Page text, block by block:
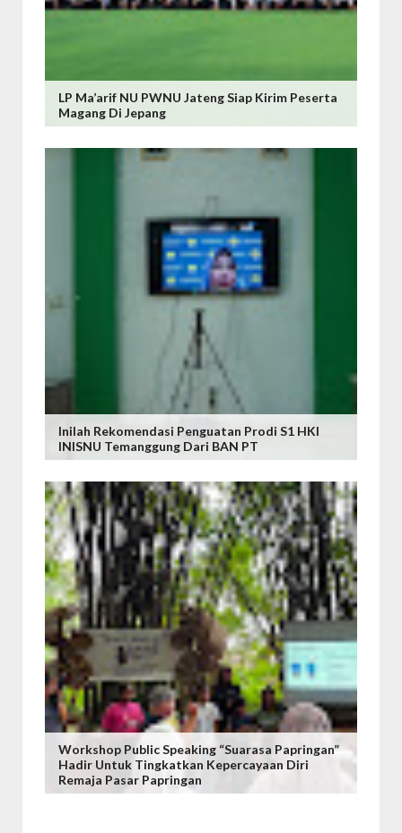
LP Ma’arif NU PWNU Jateng Siap Kirim Peserta
Magang Di Jepang
Inilah Rekomendasi Penguatan Prodi S1 HKI
INISNU Temanggung Dari BAN PT
Workshop Public Speaking “Suarasa Papringan”
Hadir Untuk Tingkatkan Kepercayaan Diri
Remaja Pasar Papringan